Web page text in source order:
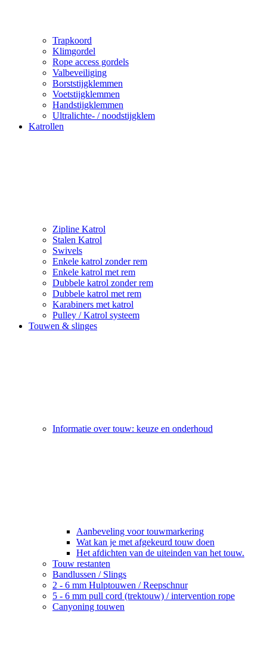
Trapkoord
Klimgordel
Rope access gordels
Valbeveiliging
Borststijgklemmen
Voetstijgklemmen
Handstijgklemmen
Ultralichte- / noodstijgklem
Katrollen
Zipline Katrol
Stalen Katrol
Swivels
Enkele katrol zonder rem
Enkele katrol met rem
Dubbele katrol zonder rem
Dubbele katrol met rem
Karabiners met katrol
Pulley / Katrol systeem
Touwen & slinges
Informatie over touw: keuze en onderhoud
Aanbeveling voor touwmarkering
Wat kan je met afgekeurd touw doen
Het afdichten van de uiteinden van het touw.
Touw restanten
Bandlussen / Slings
2 - 6 mm Hulptouwen / Reepschnur
5 - 6 mm pull cord (trektouw) / intervention rope
Canyoning touwen